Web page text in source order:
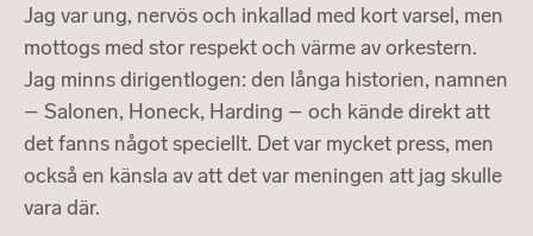
Jag var ung, nervös och inkallad med kort varsel, men
mottogs med stor respekt och värme av orkestern.
Jag minns dirigentlogen: den långa historien, namnen
– Salonen, Honeck, Harding – och kände direkt att
det fanns något speciellt. Det var mycket press, men
också en känsla av att det var meningen att jag skulle
vara där.